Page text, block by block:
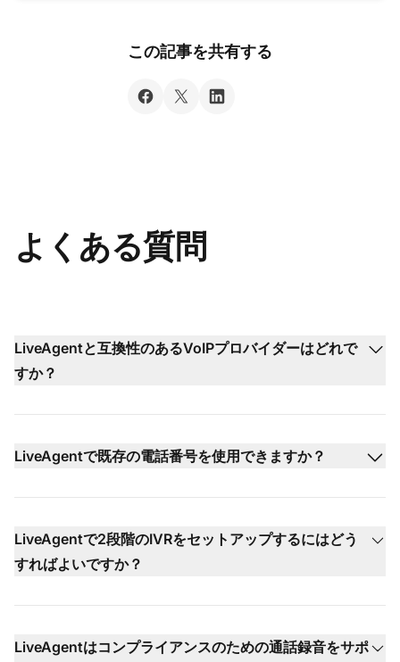
この記事を共有する
よくある質問
LiveAgentと互換性のあるVoIPプロバイダーはどれで
すか？
LiveAgentで既存の電話番号を使用できますか？
LiveAgentで2段階のIVRをセットアップするにはどう
すればよいですか？
LiveAgentはコンプライアンスのための通話録音をサポ